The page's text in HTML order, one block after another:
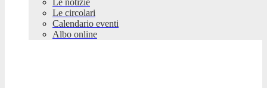
Le notizie
Le circolari
Calendario eventi
Albo online